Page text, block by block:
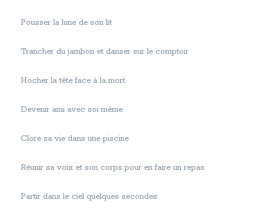
Pousser la lune de son lit
Trancher du jambon et danser sur le comptoir
Hocher la tête face à la mort
Devenir ami avec soi même
Clore sa vie dans une piscine
Réunir sa voix et son corps pour en faire un repas
Partir dans le ciel quelques secondes